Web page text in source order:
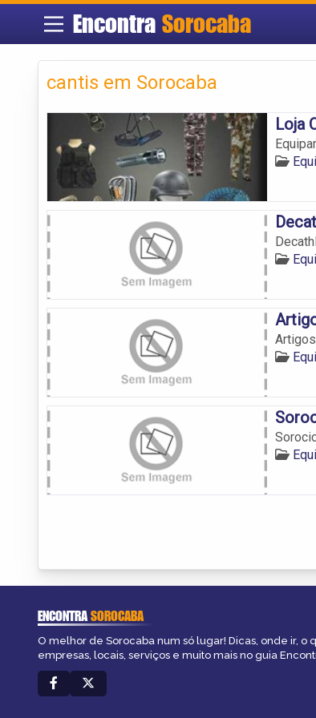
Encontra Sorocaba
cantis em Sorocaba
Loja
ENCONTRASOROCABA
O melhor de Sorocaba num só lugar! Dicas, onde ir, o
empresas, locais, serviços e muito mais no guia